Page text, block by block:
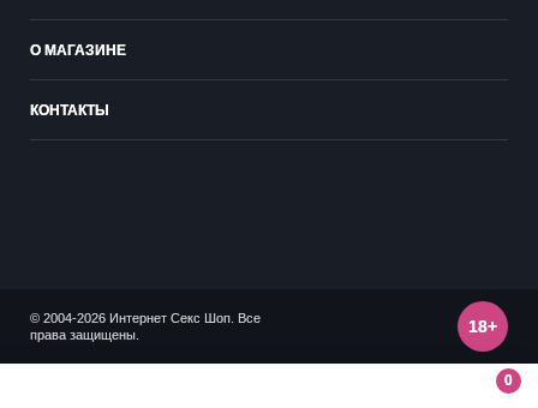
0
О МАГАЗИНЕ
КОНТАКТЫ
© 2004-2026 Интернет Секс Шоп. Все
права защищены.
18+